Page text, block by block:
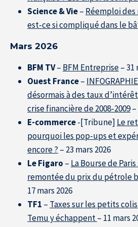
Science & Vie– Réemploi
est‑ce si compliqué dans le
Mars 2026
BFM TV– BFM Entreprise– 31
Ouest France–
désormais à des taux
crise financière de 2008-2009–
E-commerce-[Tribune] Le
pourquoi les pop-ups et
encore ? – 23 mars 2026
Le Figaro – La Bourse de
remontée du prix du pétrole
17 mars 2026
TF1 – Taxes sur les petits
Temu y échappent– 11 mars